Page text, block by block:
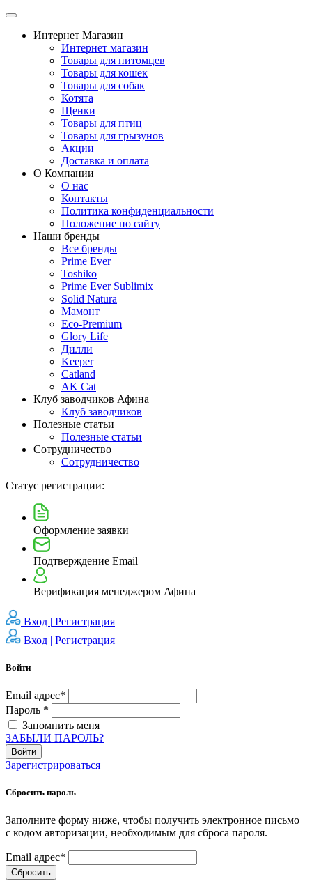
Интернет Магазин
Интернет магазин
Товары для питомцев
Товары для кошек
Товары для собак
Котята
Щенки
Товары для птиц
Товары для грызунов
Акции
Доставка и оплата
О Компании
О нас
Контакты
Политика конфиденциальности
Положение по сайту
Наши бренды
Все бренды
Prime Ever
Toshiko
Prime Ever Sublimix
Solid Natura
Мамонт
Eco-Premium
Glory Life
Дилли
Keeper
Catland
AK Cat
Клуб заводчиков Афина
Клуб заводчиков
Полезные статьи
Полезные статьи
Сотрудничество
Сотрудничество
Статус регистрации:
Оформление заявки
Подтверждение Email
Верификация менеджером Афина
Вход | Регистрация
Вход | Регистрация
Войти
Email адрес*
Пароль *
Запомнить меня
ЗАБЫЛИ ПАРОЛЬ?
Войти
Зарегистрироваться
Сбросить пароль
Заполните форму ниже, чтобы получить электронное письмо
с кодом авторизации, необходимым для сброса пароля.
Email адрес*
Сбросить